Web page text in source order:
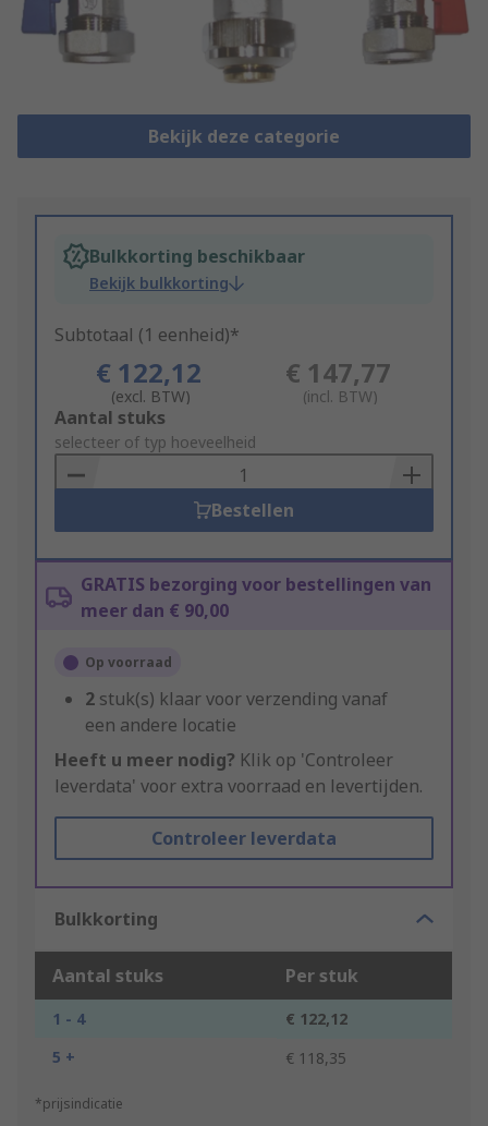
Bekijk deze categorie
Bulkkorting beschikbaar
Bekijk bulkkorting
Subtotaal (1 eenheid)*
€ 122,12
(excl. BTW)
€ 147,77
(incl. BTW)
Add
to
Basket
Aantal stuks
selecteer of typ hoeveelheid
Bestellen
GRATIS bezorging voor bestellingen van
meer dan € 90,00
Op voorraad
2 stuk(s) klaar voor verzending vanaf
een andere locatie
Heeft u meer nodig? Klik op 'Controleer
leverdata' voor extra voorraad en levertijden.
Controleer leverdata
Bulkkorting
Aantal stuks Per stuk
1 - 4
€ 122,12
5 +
€ 118,35
*prijsindicatie